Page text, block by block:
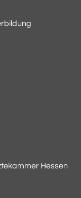
Hessen